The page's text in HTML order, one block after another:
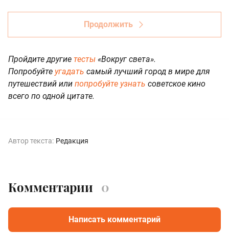
Продолжить
Пройдите другие тесты «Вокруг света».
Попробуйте угадать самый лучший город в мире для
путешествий или попробуйте узнать советское кино
всего по одной цитате.
Автор текста: Редакция
Комментарии 0
Написать комментарий